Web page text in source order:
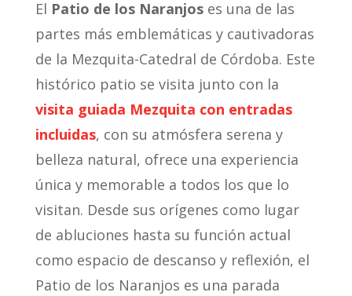
El Patio de los Naranjoses una de las
partes más emblemáticas y cautivadoras
de la Mezquita-Catedral de Córdoba. Este
histórico patio se visita junto con la
visita guiada Mezquita con entradas
incluidas, con su atmósfera serena y
belleza natural, ofrece una experiencia
única y memorable a todos los que lo
visitan. Desde sus orígenes como lugar
de abluciones hasta su función actual
como espacio de descanso y reflexión, el
Patio de los Naranjos es una parada